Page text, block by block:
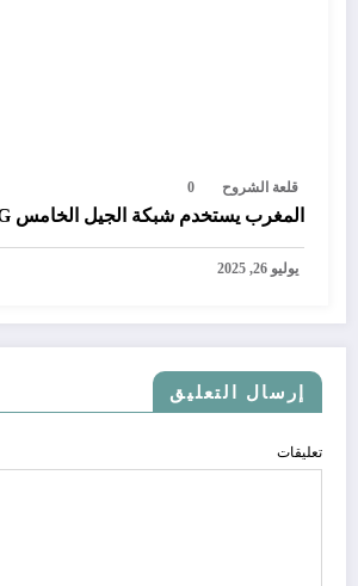
قلعة الشروح 0
المغرب يستخدم شبكة الجيل الخامس 5G واخيرا
يوليو 26, 2025
إرسال التعليق
تعليقات